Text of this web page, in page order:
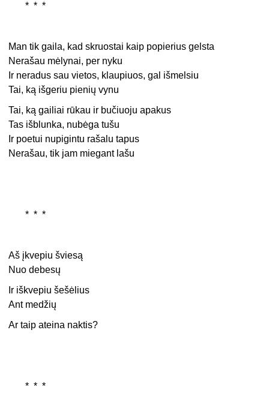
* * *
Man tik gaila, kad skruostai kaip popierius gelsta
Nerašau mėlynai, per nyku
Ir neradus sau vietos, klaupiuos, gal išmelsiu
Tai, ką išgeriu pienių vynu
Tai, ką gailiai rūkau ir bučiuoju apakus
Tas išblunka, nubėga tušu
Ir poetui nupigintu rašalu tapus
Nerašau, tik jam miegant lašu
* * *
Aš įkvepiu šviesą
Nuo debesų
Ir iškvepiu šešėlius
Ant medžių
Ar taip ateina naktis?
* * *